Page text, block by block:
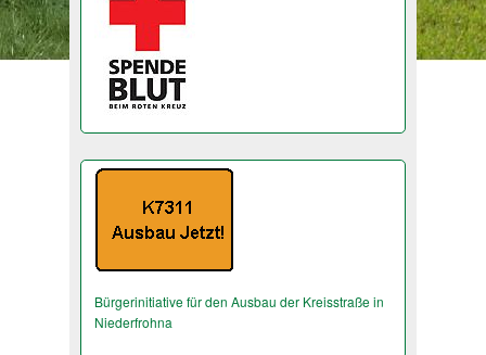
Bürgerinitiative für den Ausbau der Kreisstraße in
Niederfrohna